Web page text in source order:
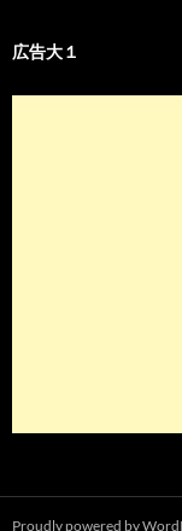
広告大１
Proudly powered by